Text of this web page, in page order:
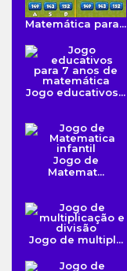
Matemática para...
Jogo educativos...
Jogo de
Matemat...
Jogo de multipl...